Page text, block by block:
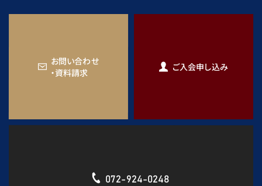
お問い合わせ
・資料請求 ご入会申し込み
072-924-0248